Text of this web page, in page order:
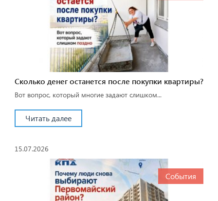
Сколько денег останется после покупки квартиры?
Вот вопрос, который многие задают слишком...
Читать далее
15.07.2026
События